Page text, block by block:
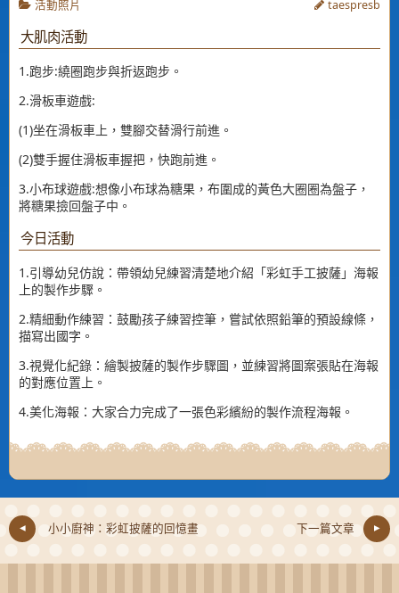
活動照片 taespresb
大肌肉活動
1.跑步:繞圈跑步與折返跑步。
2.滑板車遊戲:
(1)坐在滑板車上，雙腳交替滑行前進。
(2)雙手握住滑板車握把，快跑前進。
3.小布球遊戲:想像小布球為糖果，布圍成的黃色大圈圈為盤子，
將糖果撿回盤子中。
今日活動
1.引導幼兒仿說：帶領幼兒練習清楚地介紹「彩虹手工披薩」海報
上的製作步驟。
2.精細動作練習：鼓勵孩子練習控筆，嘗試依照鉛筆的預設線條，
描寫出國字。
3.視覺化紀錄：繪製披薩的製作步驟圖，並練習將圖案張貼在海報
的對應位置上。
4.美化海報：大家合力完成了一張色彩繽紛的製作流程海報。
小小廚神：彩虹披薩的回憶畫 下一篇文章